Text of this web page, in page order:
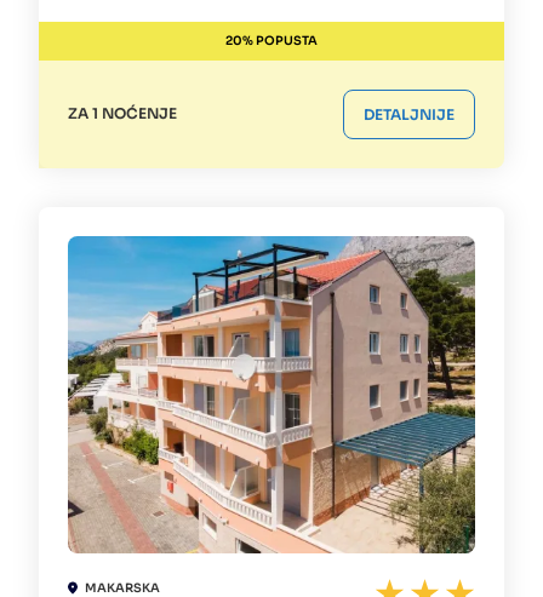
20% POPUSTA
ZA 1 NOĆENJE DETALJNIJE
MAKARSKA